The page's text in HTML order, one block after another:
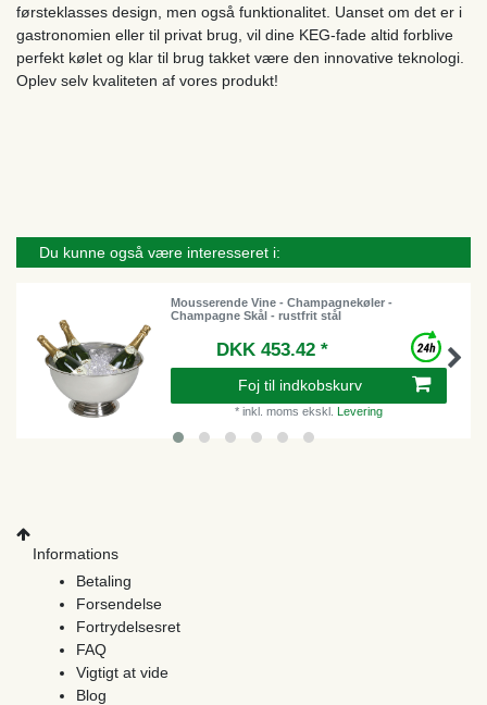
førsteklasses design, men også funktionalitet. Uanset om det er i
gastronomien eller til privat brug, vil dine KEG-fade altid forblive
perfekt kølet og klar til brug takket være den innovative teknologi.
Oplev selv kvaliteten af vores produkt!
Du kunne også være interesseret i:
Mousserende Vine - Champagnekøler -
Champagne Skål - rustfrit stål
DKK 453.42 *
Foj til indkobskurv
* inkl. moms ekskl. Levering
Informations
Betaling
Forsendelse
Fortrydelsesret
FAQ
Vigtigt at vide
Blog